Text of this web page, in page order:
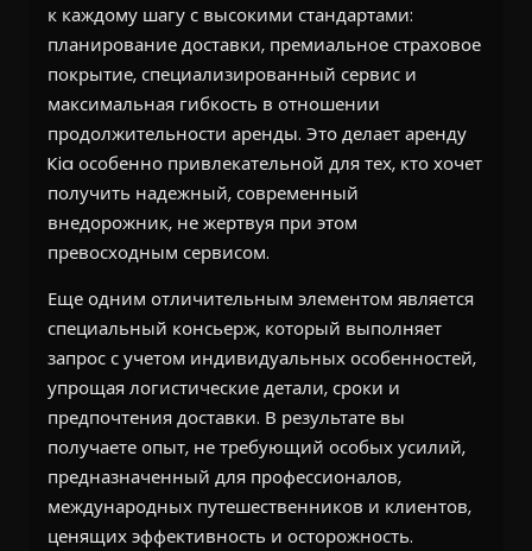
к каждому шагу с высокими стандартами:
планирование доставки, премиальное страховое
покрытие, специализированный сервис и
максимальная гибкость в отношении
продолжительности аренды. Это делает аренду
Kia особенно привлекательной для тех, кто хочет
получить надежный, современный
внедорожник, не жертвуя при этом
превосходным сервисом.
Еще одним отличительным элементом является
специальный консьерж, который выполняет
запрос с учетом индивидуальных особенностей,
упрощая логистические детали, сроки и
предпочтения доставки. В результате вы
получаете опыт, не требующий особых усилий,
предназначенный для профессионалов,
международных путешественников и клиентов,
ценящих эффективность и осторожность.